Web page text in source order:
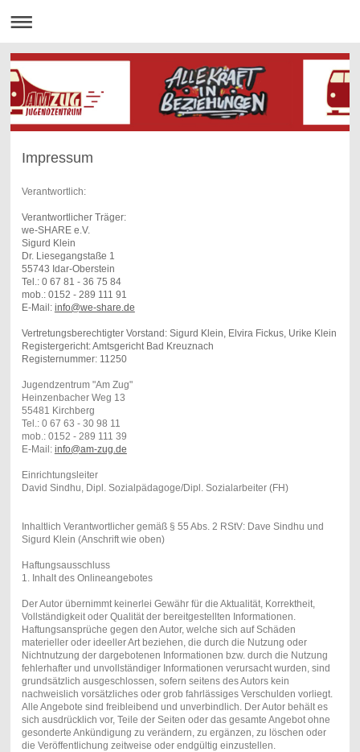
Impressum
Verantwortlich:
Verantwortlicher Träger:
we-SHARE e.V.
Sigurd Klein
Dr. Liesegangstaße 1
55743 Idar-Oberstein
Tel.: 0 67 81 - 36 75 84
mob.: 0152 - 289 111 91
E-Mail: info@we-share.de
Vertretungsberechtigter Vorstand: Sigurd Klein, Elvira Fickus, Urike Klein
Registergericht: Amtsgericht Bad Kreuznach
Registernummer: 11250
Jugendzentrum "Am Zug"
Heinzenbacher Weg 13
55481 Kirchberg
Tel.: 0 67 63 - 30 98 11
mob.: 0152 - 289 111 39
E-Mail: info@am-zug.de
Einrichtungsleiter
David Sindhu, Dipl. Sozialpädagoge/Dipl. Sozialarbeiter (FH)
Inhaltlich Verantwortlicher gemäß § 55 Abs. 2 RStV: Dave Sindhu und
Sigurd Klein (Anschrift wie oben)
Haftungsausschluss
1. Inhalt des Onlineangebotes
Der Autor übernimmt keinerlei Gewähr für die Aktualität, Korrektheit,
Vollständigkeit oder Qualität der bereitgestellten Informationen.
Haftungsansprüche gegen den Autor, welche sich auf Schäden
materieller oder ideeller Art beziehen, die durch die Nutzung oder
Nichtnutzung der dargebotenen Informationen bzw. durch die Nutzung
fehlerhafter und unvollständiger Informationen verursacht wurden, sind
grundsätzlich ausgeschlossen, sofern seitens des Autors kein
nachweislich vorsätzliches oder grob fahrlässiges Verschulden vorliegt.
Alle Angebote sind freibleibend und unverbindlich. Der Autor behält es
sich ausdrücklich vor, Teile der Seiten oder das gesamte Angebot ohne
gesonderte Ankündigung zu verändern, zu ergänzen, zu löschen oder
die Veröffentlichung zeitweise oder endgültig einzustellen.